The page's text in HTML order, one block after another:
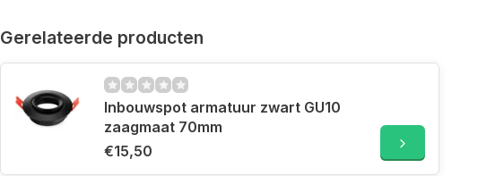
Gerelateerde producten
Inbouwspot armatuur zwart GU10
zaagmaat 70mm
€15,50